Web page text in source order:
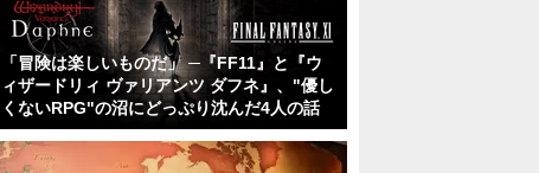
「冒険は楽しいものだ」 ─『FF11』と『ウ
ィザードリィ ヴァリアンツ ダフネ』、"優し
くないRPG"の沼にどっぷり沈んだ4人の話